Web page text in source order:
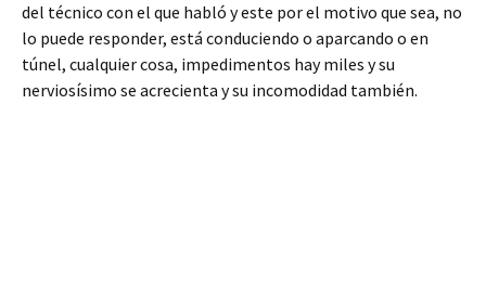
del técnico con el que habló y este por el motivo que sea, no
lo puede responder, está conduciendo o aparcando o en
túnel, cualquier cosa, impedimentos hay miles y su
nerviosísimo se acrecienta y su incomodidad también.